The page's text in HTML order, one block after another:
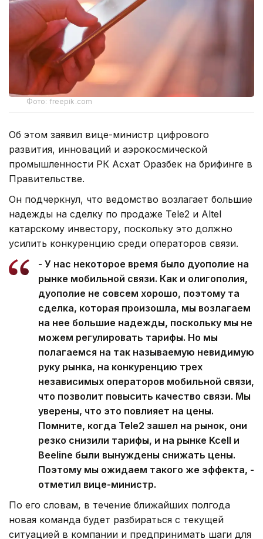
Фото: freepik.com
Об этом заявил вице-министр цифрового
развития, инноваций и аэрокосмической
промышленности РК Асхат Оразбек на брифинге в
Правительстве.
Он подчеркнул, что ведомство возлагает большие
надежды на сделку по продаже Tele2 и Altel
катарскому инвестору, поскольку это должно
усилить конкуренцию среди операторов связи.
- У нас некоторое время было дуополие на
рынке мобильной связи. Как и олигополия,
дуополие не совсем хорошо, поэтому та
сделка, которая произошла, мы возлагаем
на нее большие надежды, поскольку мы не
можем регулировать тарифы. Но мы
полагаемся на так называемую невидимую
руку рынка, на конкуренцию трех
независимых операторов мобильной связи,
что позволит повысить качество связи. Мы
уверены, что это повлияет на цены.
Помните, когда Tele2 зашел на рынок, они
резко снизили тарифы, и на рынке Kcell и
Beeline были вынуждены снижать цены.
Поэтому мы ожидаем такого же эффекта, -
отметил вице-министр.
По его словам, в течение ближайших полгода
новая команда будет разбираться с текущей
ситуацией в компании и предпринимать шаги для